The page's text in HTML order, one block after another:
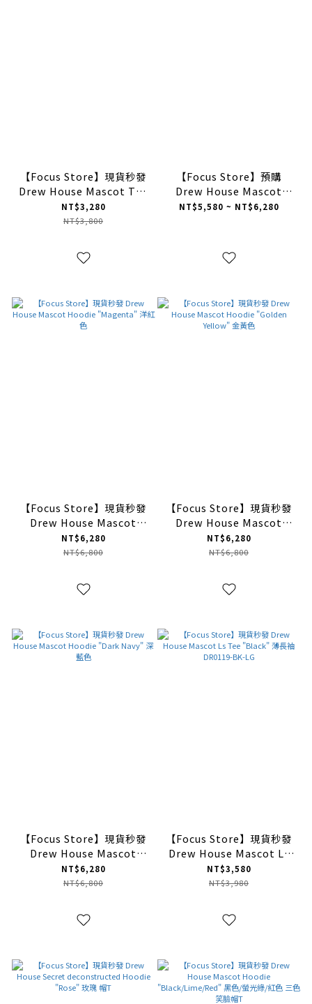
【Focus Store】現貨秒發
Drew House Mascot Tee
"Lilac" 淡紫色 短袖
NT$3,280
NT$3,800
【Focus Store】預購
Drew House Mascot
Hoodie "Washed Grape"
NT$5,580 ~ NT$6,280
【Focus Store】現貨秒發
Drew House Mascot
Hoodie "Magenta" 洋紅
色
NT$6,280
NT$6,800
【Focus Store】現貨秒發
Drew House Mascot
Hoodie "Golden Yellow"
金黃色
NT$6,280
NT$6,800
【Focus Store】現貨秒發
Drew House Mascot
Hoodie "Dark Navy" 深藍
色
NT$6,280
NT$6,800
【Focus Store】現貨秒發
Drew House Mascot Ls
Tee "Black" 薄長袖
DR0119-BK-LG
NT$3,580
NT$3,980